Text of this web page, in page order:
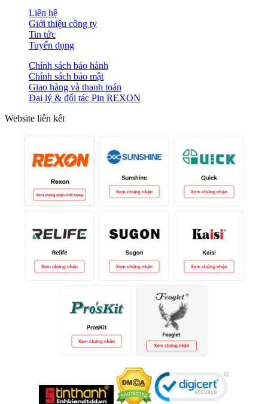
Liên hệ
Giới thiệu công ty
Tin tức
Tuyển dụng
Chính sách bảo hành
Chính sách bảo mật
Giao hàng và thanh toán
Đại lý & đối tác Pin REXON
Website liên kết